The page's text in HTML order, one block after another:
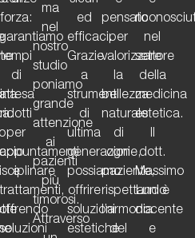
forza:
tempi
di
ridotti
per
e
trattamenti,
ma
nel
nostro
studio
poniamo
grande
attenzione
ai
pazienti
più
timorosi.
Attraverso
ed
efficaci.
Grazie
a
strumenti
di
ultima
generazione,
possiamo
offrire
soluzioni
estetiche
pensato
per
valorizzare
la
bellezza
naturale
di
ogni
paziente,
rispettando
l’armonia
del
nel
settore
della
medicina
estetica.
Il
dott.
Massimo
Luni è
docente
e